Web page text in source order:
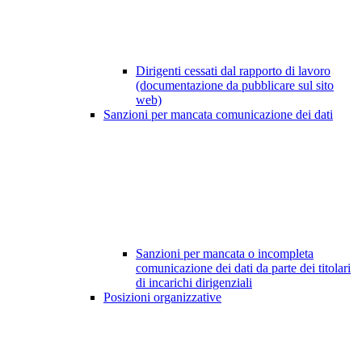
Dirigenti cessati dal rapporto di lavoro
(documentazione da pubblicare sul sito
web)
Sanzioni per mancata comunicazione dei dati
Sanzioni per mancata o incompleta
comunicazione dei dati da parte dei titolari
di incarichi dirigenziali
Posizioni organizzative